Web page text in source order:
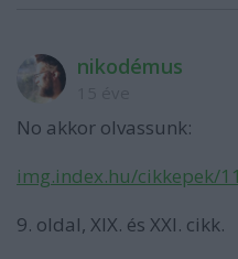
nikodémus
No akkor olvassunk:
img.index.hu/cikkepek/
9. oldal, XIX. és XXI. cikk.